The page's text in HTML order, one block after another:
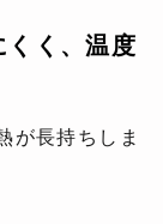
く、温度
が長持ちしま